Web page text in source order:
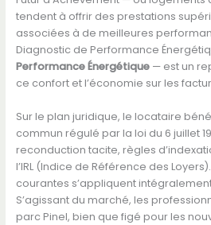
tendent à offrir des prestations
associées à de meilleures
Diagnostic de Performance
Performance Énergétique— est un
ce confort et l’économie sur les
Sur le plan juridique, le locataire
commun régulé par la loi du 6 juillet
reconduction tacite, règles
l’IRL (Indice de Référence des
courantes s’appliquent
S’agissant du marché, les
parc Pinel, bien que figé pour les